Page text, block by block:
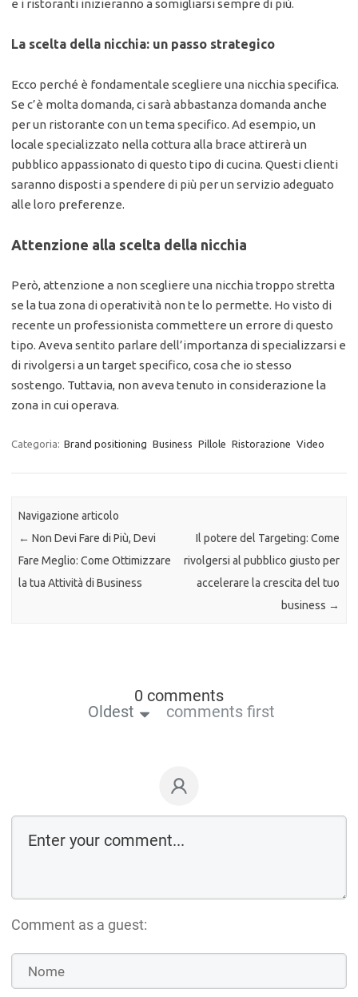
e i ristoranti inizieranno a somigliarsi sempre di più.
La scelta della nicchia: un passo strategico
Ecco perché è fondamentale scegliere una nicchia specifica.
Se c’è molta domanda, ci sarà abbastanza domanda anche
per un ristorante con un tema specifico. Ad esempio, un
locale specializzato nella cottura alla brace attirerà un
pubblico appassionato di questo tipo di cucina. Questi clienti
saranno disposti a spendere di più per un servizio adeguato
alle loro preferenze.
Attenzione alla scelta della nicchia
Però, attenzione a non scegliere una nicchia troppo stretta
se la tua zona di operatività non te lo permette. Ho visto di
recente un professionista commettere un errore di questo
tipo. Aveva sentito parlare dell’importanza di specializzarsi e
di rivolgersi a un target specifico, cosa che io stesso
sostengo. Tuttavia, non aveva tenuto in considerazione la
zona in cui operava.
Categoria: Brand positioning Business Pillole Ristorazione Video
Navigazione articolo
← Non Devi Fare di Più, Devi
Fare Meglio: Come Ottimizzare
la tua Attività di Business
Il potere del Targeting: Come
rivolgersi al pubblico giusto per
accelerare la crescita del tuo
business →
0 comments
Oldest
comments first
Comment as a guest: